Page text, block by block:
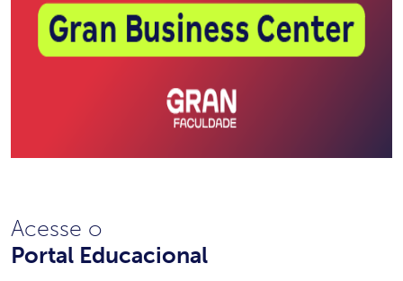
Acesse o
Portal Educacional